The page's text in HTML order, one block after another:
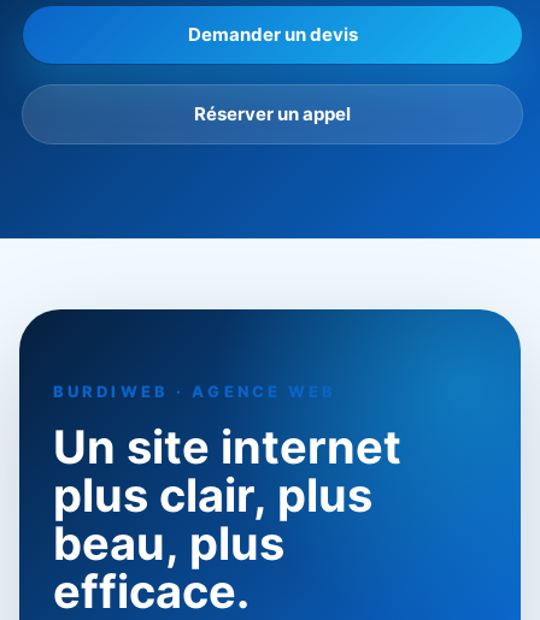
Demander un devis
Réserver un appel
BURDIWEB · AGENCE WEB
Un site internet
plus clair, plus
beau, plus
efficace.